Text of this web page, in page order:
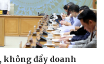
không đẩy doanh